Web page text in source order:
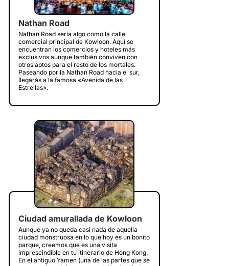
Nathan Road
Nathan Road sería algo como la calle
comercial principal de Kowloon. Aquí se
encuentran los comercios y hoteles más
exclusivos aunque también conviven con
otros aptos para el resto de los mortales.
Paseando por la Nathan Road hacia el sur,
llegarás a la famosa «Avenida de las
Estrellas».
Ciudad amurallada de Kowloon
Aunque ya no queda casi nada de aquella
ciudad monstruosa en lo que hoy es un bonito
parque, creemos que es una visita
imprescindible en tu itinerario de Hong Kong.
En el antiguo Yamen (una de las partes que se